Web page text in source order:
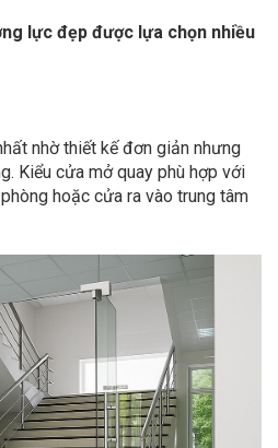
lực đẹp được lựa chọn nhiều
nhờ thiết kế đơn giản nhưng
Kiểu cửa mở quay phù hợp với
hoặc cửa ra vào trung tâm